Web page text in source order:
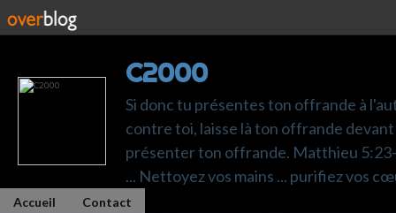
C2000
Si donc tu présentes ton offrande à
contre toi, laisse là ton offrande
présenter ton offrande. Matthieu 5:23-
... Nettoyez vos mains ... purifiez vos
Accueil Contact